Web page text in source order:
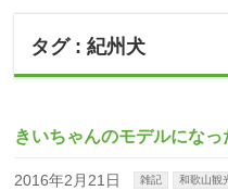
タグ : 紀州犬
きいちゃんのモデルになっ
2016年2月21日 雑記 和歌山観